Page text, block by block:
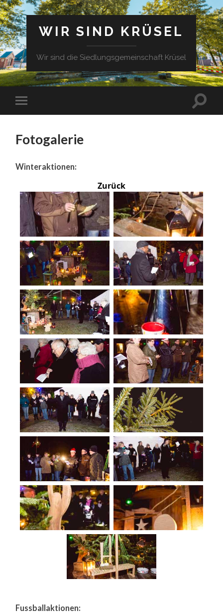
WIR SIND KRÜSEL
Wir sind die Siedlungsgemeinschaft Krüsel
Fotogalerie
Winteraktionen:
Zurück
Fussballaktionen: